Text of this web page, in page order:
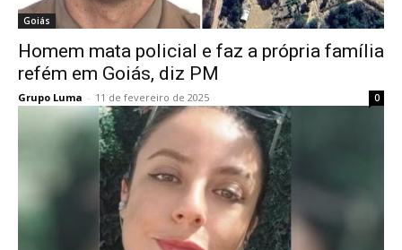
Goiás
Homem mata policial e faz a própria família
refém em Goiás, diz PM
Grupo Luma - 11 de fevereiro de 2025 0